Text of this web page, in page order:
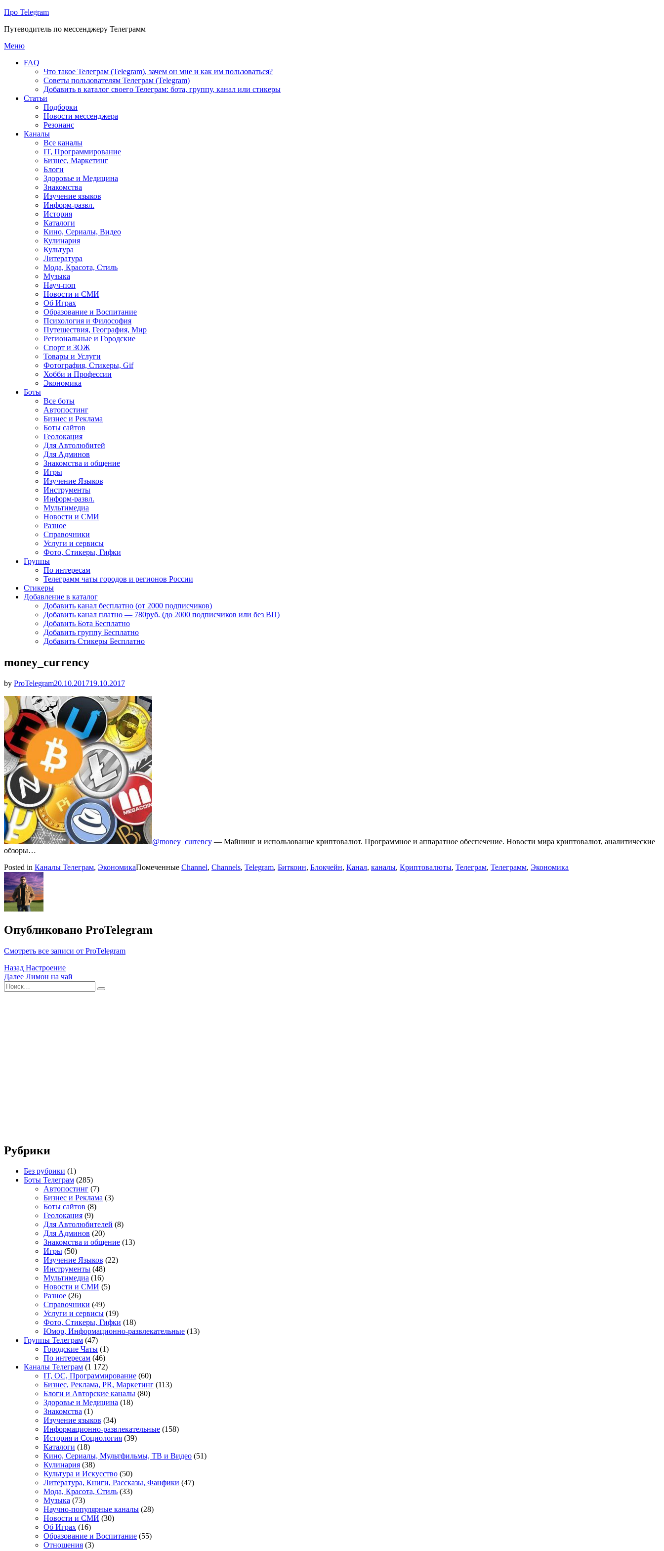
Про Telegram
Путеводитель по мессенджеру Телеграмм
Перейти
содержимому
Меню
FAQ
Что такое Телеграм (Telegram), зачем он мне и как им пользоваться?
Советы пользователям Телеграм (Telegram)
Добавить в каталог своего Телеграм: бота, группу, канал или стикеры
Статьи
Подборки
Новости мессенджера
Резонанс
Каналы
Все каналы
IT, Программирование
Бизнес, Маркетинг
Блоги
Здоровье и Медицина
Знакомства
Изучение языков
Информ-развл.
История
Каталоги
Кино, Сериалы, Видео
Кулинария
Культура
Литература
Мода, Красота, Стиль
Музыка
Науч-поп
Новости и СМИ
Об Играх
Образование и Воспитание
Психология и Философия
Путешествия, География, Мир
Региональные и Городские
Спорт и ЗОЖ
Товары и Услуги
Фотография, Стикеры, Gif
Хобби и Профессии
Экономика
Боты
Все боты
Автопостинг
Бизнес и Реклама
Боты сайтов
Геолокация
Для Автолюбитей
Для Админов
Знакомства и общение
Игры
Изучение Языков
Инструменты
Информ-развл.
Мультимедиа
Новости и СМИ
Разное
Справочники
Услуги и сервисы
Фото, Стикеры, Гифки
Группы
По интересам
Телеграмм чаты городов и регионов России
Стикеры
Добавление в каталог
Добавить канал бесплатно (от 2000 подписчиков)
Добавить канал платно — 780руб. (до 2000 подписчиков или без ВП)
Добавить Бота Бесплатно
Добавить группу Бесплатно
Добавить Стикеры Бесплатно
money_currency
by ProTelegramОпубликовано
20.10.201719.10.2017
@money_currency — Майнинг и использование криптовалют. Программное и аппаратное обеспечение. Новости мира криптовалют, аналитические
обзоры…
Posted in Каналы Телеграм, ЭкономикаПомеченные Channel, Channels, Telegram, Биткоин, Блокчейн, Канал, каналы, Криптовалюты, Телеграм, Телеграмм, Экономика
Опубликовано ProTelegram
Смотреть все записи от ProTelegram
Навигация
по
записям
Назад Настроение
Далее Лимон на чай
Поиск
Найти
Рубрики
Без рубрики (1)
Боты Телеграм (285)
Автопостинг (7)
Бизнес и Реклама (3)
Боты сайтов (8)
Геолокация (9)
Для Автолюбителей (8)
Для Админов (20)
Знакомства и общение (13)
Игры (50)
Изучение Языков (22)
Инструменты (48)
Мультимедиа (16)
Новости и СМИ (5)
Разное (26)
Справочники (49)
Услуги и сервисы (19)
Фото, Стикеры, Гифки (18)
Юмор, Информационно-развлекательные (13)
Группы Телеграм (47)
Городские Чаты (1)
По интересам (46)
Каналы Телеграм (1 172)
IT, ОС, Программирование (60)
Бизнес, Реклама, PR, Маркетинг (113)
Блоги и Авторские каналы (80)
Здоровье и Медицина (18)
Знакомства (1)
Изучение языков (34)
Информационно-развлекательные (158)
История и Социология (39)
Каталоги (18)
Кино, Сериалы, Мультфильмы, ТВ и Видео (51)
Кулинария (38)
Культура и Искусство (50)
Литература, Книги, Рассказы, Фанфики (47)
Мода, Красота, Стиль (33)
Музыка (73)
Научно-популярные каналы (28)
Новости и СМИ (30)
Об Играх (16)
Образование и Воспитание (55)
Отношения (3)